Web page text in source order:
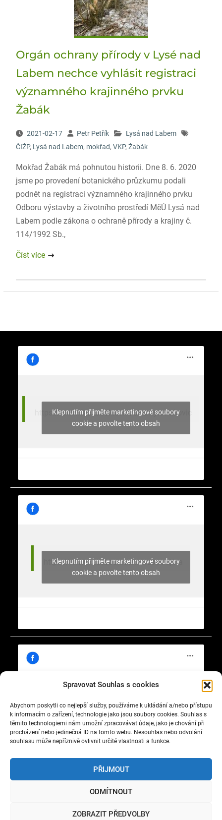
Spravovat Souhlas s cookies
Abychom poskytli co nejlepší služby, používáme k ukládání a/nebo přístupu
k informacím o zařízení, technologie jako jsou soubory cookies. Souhlas s
těmito technologiemi nám umožní zpracovávat údaje, jako je chování při
procházení nebo jedinečná ID na tomto webu. Nesouhlas nebo odvolání
souhlasu může nepříznivě ovlivnit určité vlastnosti a funkce.
PŘIJMOUT
ODMÍTNOUT
ZOBRAZIT PŘEDVOLBY
Orgán ochrany přírody v Lysé nad
Labem nechce vyhlásit registraci
významného krajinného prvku
Žabák
2021-02-17 Petr Petřík
Lysá nad Labem
ČIŽP, Lysá nad Labem, mokřad, VKP, Žabák
Mokřad Žabák má pohnutou historii. Dne 8. 6. 2020
jsme po provedení botanického průzkumu podali
podnět na registraci významného krajinného prvku
Odboru výstavby a životního prostředí MěÚ Lysá nad
Labem podle zákona o ochraně přírody a krajiny č.
114/1992 Sb.,
Číst více
https://www.facebook.com/stromy.celakovic
Klepnutím přijměte marketingové soubory
cookie a povolte tento obsah
https://www.facebook.com/nasekrajina
Klepnutím přijměte marketingové soubory
cookie a povolte tento obsah
https://www.facebook.com/cisty.vzduch.v.Celakovicich
Klepnutím přijměte marketingové soubory
cookie a povolte tento obsah
Copyright © 2022 Okrašlovací spolek čelákovický. All